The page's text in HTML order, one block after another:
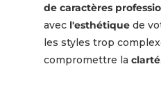
de caractères
avec l'esthétiquede
les styles trop
compromettre la clarté.